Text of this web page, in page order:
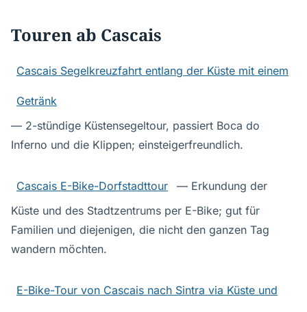
Touren ab Cascais
Cascais Segelkreuzfahrt entlang der Küste mit einem
Getränk
— 2-stündige Küstensegeltour, passiert Boca do
Inferno und die Klippen; einsteigerfreundlich.
Cascais E-Bike-Dorfstadttour
— Erkundung der
Küste und des Stadtzentrums per E-Bike; gut für
Familien und diejenigen, die nicht den ganzen Tag
wandern möchten.
E-Bike-Tour von Cascais nach Sintra via Küste und